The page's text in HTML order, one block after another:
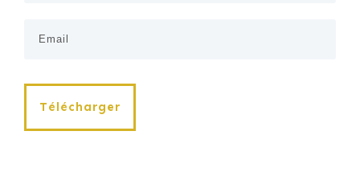
Télécharger